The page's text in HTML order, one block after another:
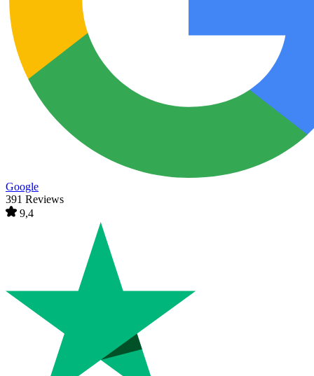
Google
391 Reviews
9,4